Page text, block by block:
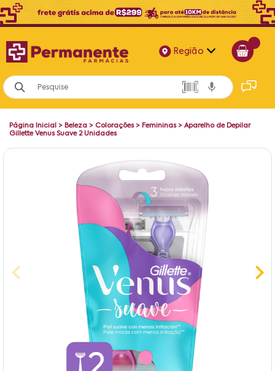
Região
Alagoas
Bahia
Página Inicial > Beleza > Colorações> Femininas> Aparelho de Depilar
Gillette Venus Suave 2 Unidades